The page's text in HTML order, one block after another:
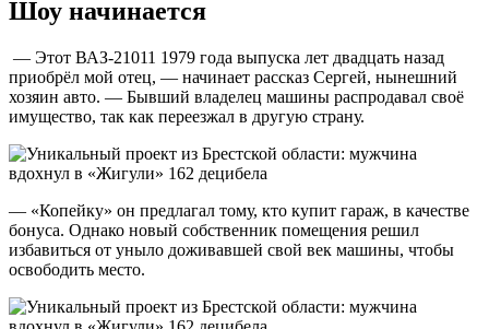
Шоу начинается
— Этот ВАЗ-21011 1979 года выпуска лет двадцать назад
приобрёл мой отец, — начинает рассказ Сергей, нынешний
хозяин авто. — Бывший владелец машины распродавал своё
имущество, так как переезжал в другую страну.
— «Копейку» он предлагал тому, кто купит гараж, в качестве
бонуса. Однако новый собственник помещения решил
избавиться от уныло доживавшей свой век машины, чтобы
освободить место.